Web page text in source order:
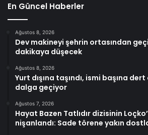
En Güncel Haberler
Ağustos 8, 2026
Dev makineyi şehrin ortasından
dakikaya düşecek
Ağustos 8, 2026
Yurt dışına taşındı, ismi başına
dalga geçiyor
Ağustos 7, 2026
Hayat Bazen Tatlıdır dizisinin
nişanlandı: Sade törene yakın